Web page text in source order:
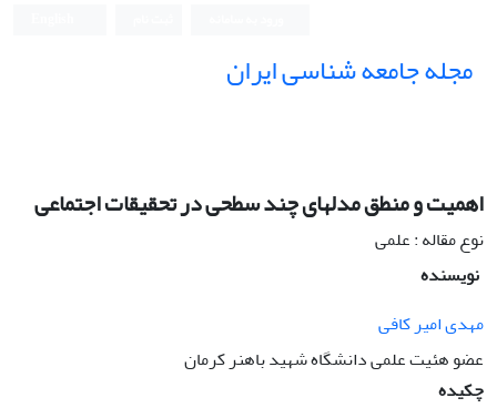
مجله جامعه شناسی ایران
اهمیت و منطق مدلهای چند سطحی در تحقیقات اجتماعی
نوع مقاله : علمی
نویسنده
مهدی امیر کافی
عضو هئیت علمی دانشگاه شهید باهنر کرمان
چکیده